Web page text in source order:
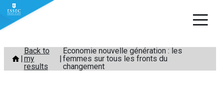
Skip
content
Back to
my
results
Economie nouvelle génération : les
femmes sur tous les fronts du
changement